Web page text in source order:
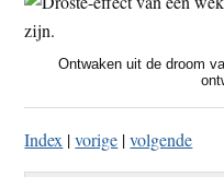
Ontwaken uit de droom
Index |vorige |volgende